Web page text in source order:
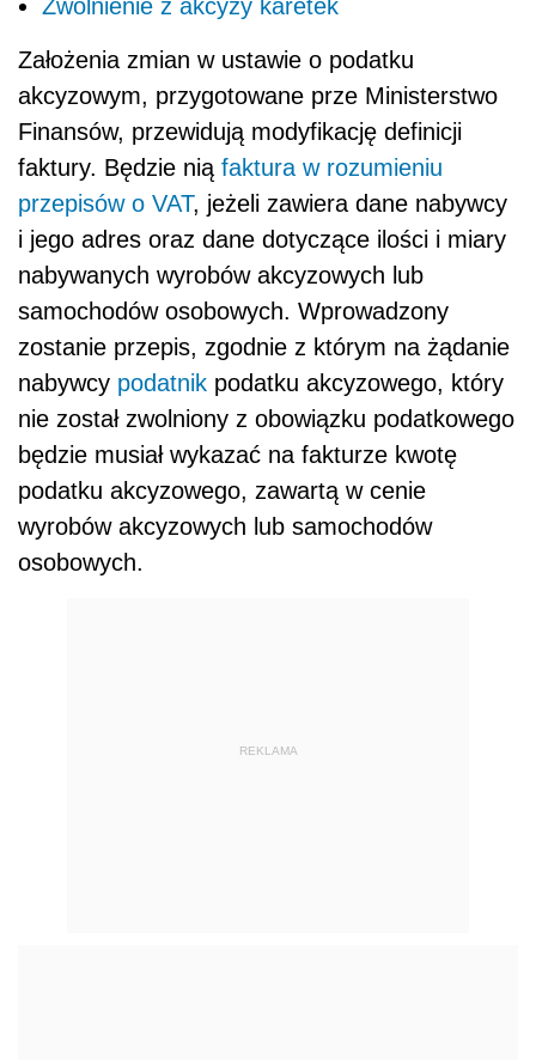
Zwolnienie z akcyzy karetek
Założenia zmian w ustawie o podatku
akcyzowym, przygotowane prze Ministerstwo
Finansów, przewidują modyfikację definicji
faktury. Będzie nią faktura w rozumieniu
przepisów o VAT, jeżeli zawiera dane nabywcy
i jego adres oraz dane dotyczące ilości i miary
nabywanych wyrobów akcyzowych lub
samochodów osobowych. Wprowadzony
zostanie przepis, zgodnie z którym na żądanie
nabywcy podatnik podatku akcyzowego, który
nie został zwolniony z obowiązku podatkowego
będzie musiał wykazać na fakturze kwotę
podatku akcyzowego, zawartą w cenie
wyrobów akcyzowych lub samochodów
osobowych.
REKLAMA